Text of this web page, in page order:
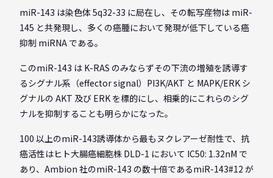
miR-143 は染色体 5q32-33 に局在し、その転写産物は miR-
145 と共発現し、多くの癌腫において発現が低下している癌
抑制 miRNA である。
このmiR-143 は K-RAS のみならずその下流の増殖を誘導す
るシグナル系（effector signal）PI3K/AKT と MAPK/ERK シ
グナルの AKT 及び ERK を標的にし、相乗的にこれらのシグ
ナルを抑制することも明らかになった。
100 以上のmiR-143誘導体から最もヌクレアーゼ耐性で、抗
癌活性はヒト大腸癌細胞株 DLD-1 において IC50: 1.32nM で
あり、Ambion 社のmiR-143 の数十倍であるmiR-143#12 が